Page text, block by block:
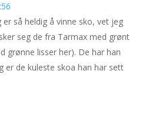
er så heldig å vinne sko, vet jeg
seg de fra Tarmax med grønt
grønne lisser her). De har han
er de kuleste skoa han har sett